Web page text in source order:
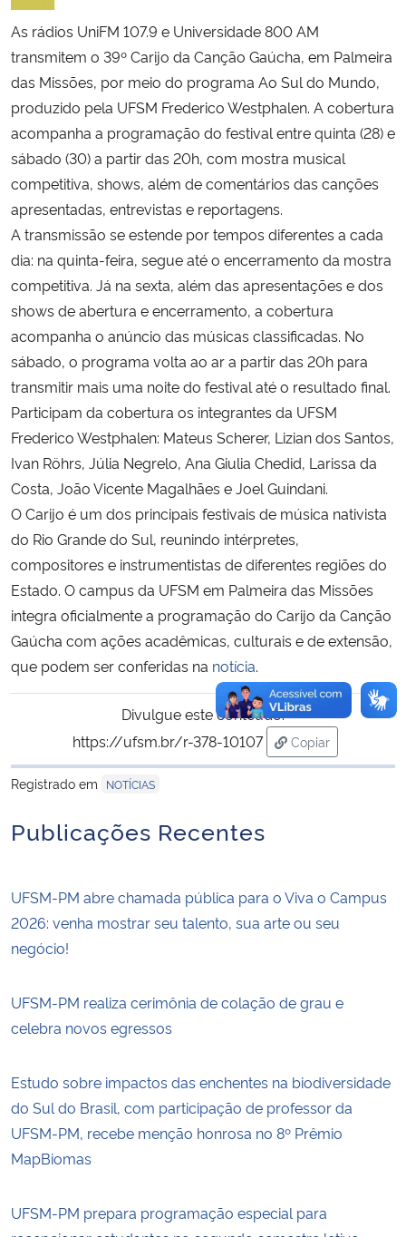
Secretaria-Geral
Secretaria de Governo
Gabinete de Segurança Institucional
Advocacia-Geral da União
Banco Central do Brasil
Planalto
As rádios UniFM 107.9 e Universidade 800 AM
transmitem o 39º Carijo da Canção Gaúcha, em Palmeira
das Missões, por meio do programa Ao Sul do Mundo,
produzido pela UFSM Frederico Westphalen. A cobertura
acompanha a programação do festival entre quinta (28) e
sábado (30) a partir das 20h, com mostra musical
competitiva, shows, além de comentários das canções
apresentadas, entrevistas e reportagens.
A transmissão se estende por tempos diferentes a cada
dia: na quinta-feira, segue até o encerramento da mostra
competitiva. Já na sexta, além das apresentações e dos
shows de abertura e encerramento, a cobertura
acompanha o anúncio das músicas classificadas. No
sábado, o programa volta ao ar a partir das 20h para
transmitir mais uma noite do festival até o resultado final.
Participam da cobertura os integrantes da UFSM
Frederico Westphalen: Mateus Scherer, Lizian dos Santos,
Ivan Röhrs, Júlia Negrelo, Ana Giulia Chedid, Larissa da
Costa, João Vicente Magalhães e Joel Guindani.
O Carijo é um dos principais festivais de música nativista
do Rio Grande do Sul, reunindo intérpretes,
compositores e instrumentistas de diferentes regiões do
Estado. O campus da UFSM em Palmeira das Missões
integra oficialmente a programação do Carijo da Canção
Gaúcha com ações acadêmicas, culturais e de extensão,
que podem ser conferidas na notícia.
Divulgue este conteúdo:
https://ufsm.br/r-378-10107
Copiar
para área de
Registrado em
NOTÍCIAS
Publicações Recentes
UFSM-PM abre chamada pública para o Viva o Campus
2026: venha mostrar seu talento, sua arte ou seu
negócio!
UFSM-PM realiza cerimônia de colação de grau e
celebra novos egressos
Estudo sobre impactos das enchentes na biodiversidade
do Sul do Brasil, com participação de professor da
UFSM-PM, recebe menção honrosa no 8º Prêmio
MapBiomas
UFSM-PM prepara programação especial para